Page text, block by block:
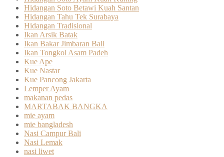
Hidangan Soto Betawi Kuah Santan
Hidangan Tahu Tek Surabaya
Hidangan Tradisional
Ikan Arsik Batak
Ikan Bakar Jimbaran Bali
Ikan Tongkol Asam Padeh
Kue Ape
Kue Nastar
Kue Pancong Jakarta
Lemper Ayam
makanan pedas
MARTABAK BANGKA
mie ayam
mie bangladesh
Nasi Campur Bali
Nasi Lemak
nasi liwet